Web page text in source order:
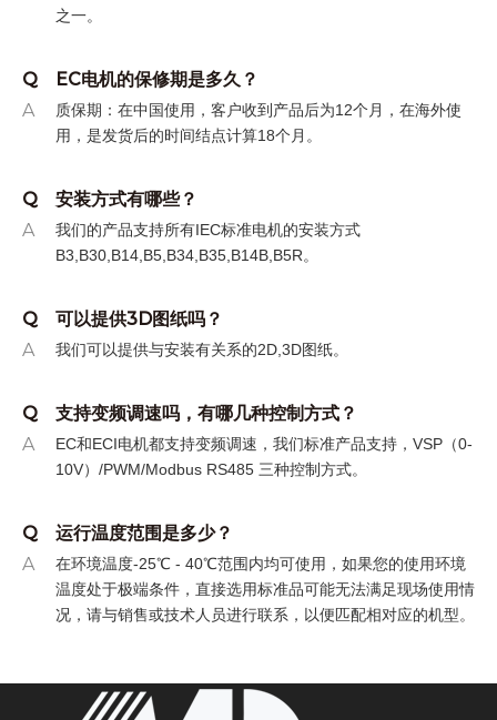
之一。
Q
EC电机的保修期是多久？
A
质保期：在中国使用，客户收到产品后为12个月，在海外使
用，是发货后的时间结点计算18个月。
Q
安装方式有哪些？
A
我们的产品支持所有IEC标准电机的安装方式
B3,B30,B14,B5,B34,B35,B14B,B5R。
Q
可以提供3D图纸吗？
A
我们可以提供与安装有关系的2D,3D图纸。
Q
支持变频调速吗，有哪几种控制方式？
A
EC和ECI电机都支持变频调速，我们标准产品支持，VSP（0-
10V）/PWM/Modbus RS485 三种控制方式。
Q
运行温度范围是多少？
A
在环境温度-25℃ - 40℃范围内均可使用，如果您的使用环境
温度处于极端条件，直接选用标准品可能无法满足现场使用情
况，请与销售或技术人员进行联系，以便匹配相对应的机型。